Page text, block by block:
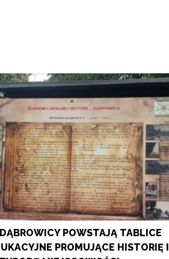
POWSTAJĄ TABLICE
PROMUJĄCE HISTORIĘ I